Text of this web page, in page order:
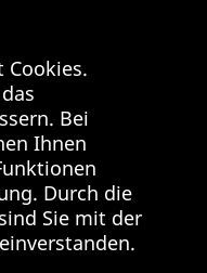
Cookies.
Bei
Ihnen
Durch die
Sie mit der